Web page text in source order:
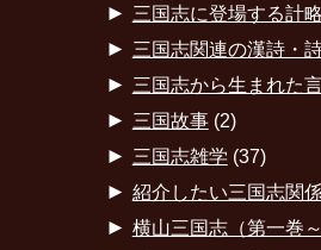
► 三国志に登場する計略
► 三国志関連の漢詩・
► 三国志から生まれた
► 三国故事(2)
► 三国志雑学 (37)
► 紹介したい三国志関
► 横山三国志（第一巻